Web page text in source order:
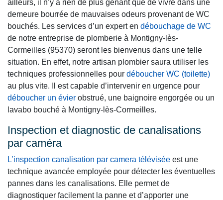
ailleurs, il n’y a rien de plus gênant que de vivre dans une
demeure bourrée de mauvaises odeurs provenant de WC
bouchés. Les services d’un expert en débouchage de WC
de notre entreprise de plomberie à Montigny-lès-
Cormeilles (95370) seront les bienvenus dans une telle
situation. En effet, notre artisan plombier saura utiliser les
techniques professionnelles pour déboucher WC (toilette)
au plus vite. Il est capable d’intervenir en urgence pour
déboucher un évier obstrué, une baignoire engorgée ou un
lavabo bouché à Montigny-lès-Cormeilles.
Inspection et diagnostic de canalisations
par caméra
L’inspection canalisation par camera télévisée est une
technique avancée employée pour détecter les éventuelles
pannes dans les canalisations. Elle permet de
diagnostiquer facilement la panne et d’apporter une